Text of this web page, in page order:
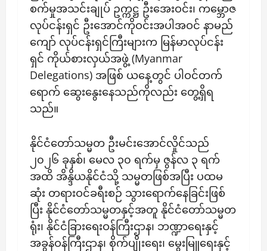
စက်မှုအသင်းချုပ် ဥက္ကဋ္ဌ ဦးအေးဝင်း၊ ကမ္ဘောဇ
လုပ်ငန်းရှင် ဦးအောင်ကိုဝင်းအပါအဝင် နာမည်
ကျော် လုပ်ငန်းရှင်ကြီးများက မြန်မာလုပ်ငန်း
ရှင် ကိုယ်စားလှယ်အဖွဲ့ (Myanmar
Delegations) အဖြစ် ယနေ့တွင် ပါဝင်တက်
ရောက် ဆွေးနွေးနေသည်ကိုလည်း တွေ့ရှိရ
သည်။
နိုင်ငံတော်သမ္မတ ဦးမင်းအောင်လှိုင်သည်
၂၀၂၆ ခုနှစ်၊ မေလ ၃၀ ရက်မှ ဇွန်လ ၃ ရက်
အထိ အိန္ဒိယနိုင်ငံသို့ သမ္မတဖြစ်အပြီး ပထမ
ဆုံး တရားဝင်ခရီးစဉ် သွားရောက်နေခြင်းဖြစ်
ပြီး နိုင်ငံတော်သမ္မတနှင့်အတူ နိုင်ငံတော်သမ္မတ
ရုံး၊ နိုင်ငံခြားရေးဝန်ကြီးဌာန၊ ဘဏ္ဍာရေးနှင့်
အခွန်ဝန်ကြီးဌာန၊ စိုက်ပျိုးရေး၊ မွေးမြူရေးနှင့်